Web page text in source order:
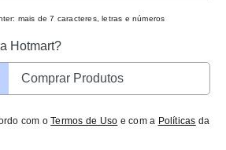
mais de 7 caracteres, letras e números
Hotmart?
Comprar Produtos
com oTermos de Uso e com a Políticas da